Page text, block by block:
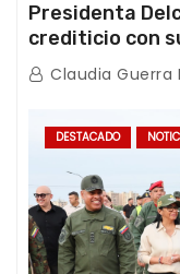
Presidenta
crediticio con
con Juntas de
Claudia Guerra
DESTACADO